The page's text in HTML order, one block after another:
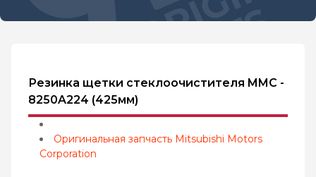
Резинка щетки стеклоочистителя MMC -
8250A224 (425мм)
Оригинальная запчасть Mitsubishi Motors
Corporation